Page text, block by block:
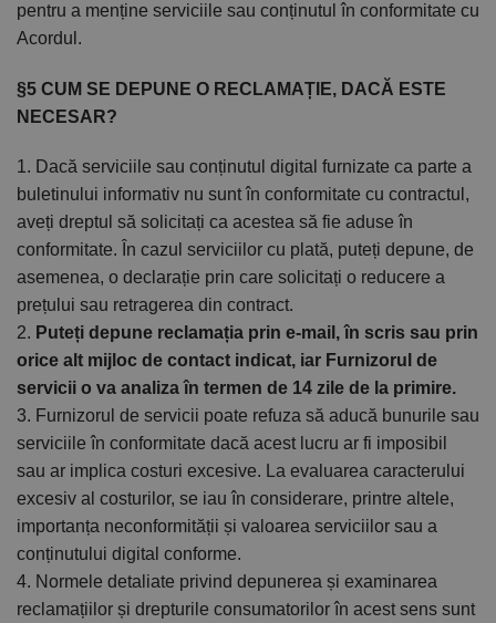
pentru a menține serviciile sau conținutul în conformitate cu
Acordul.
§5 CUM SE DEPUNE O RECLAMAȚIE, DACĂ ESTE
NECESAR?
1. Dacă serviciile sau conținutul digital furnizate ca parte a
buletinului informativ nu sunt în conformitate cu contractul,
aveți dreptul să solicitați ca acestea să fie aduse în
conformitate. În cazul serviciilor cu plată, puteți depune, de
asemenea, o declarație prin care solicitați o reducere a
prețului sau retragerea din contract.
2. Puteți depune reclamația prin e-mail, în scris sau prin
orice alt mijloc de contact indicat, iar Furnizorul de
servicii o va analiza în termen de 14 zile de la primire.
3. Furnizorul de servicii poate refuza să aducă bunurile sau
serviciile în conformitate dacă acest lucru ar fi imposibil
sau ar implica costuri excesive. La evaluarea caracterului
excesiv al costurilor, se iau în considerare, printre altele,
importanța neconformității și valoarea serviciilor sau a
conținutului digital conforme.
4. Normele detaliate privind depunerea și examinarea
reclamațiilor și drepturile consumatorilor în acest sens sunt